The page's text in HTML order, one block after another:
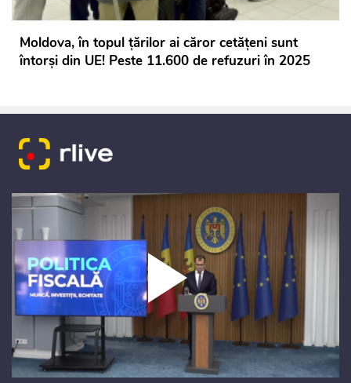
Moldova, în topul țărilor ai căror cetățeni sunt
întorși din UE! Peste 11.600 de refuzuri în 2025